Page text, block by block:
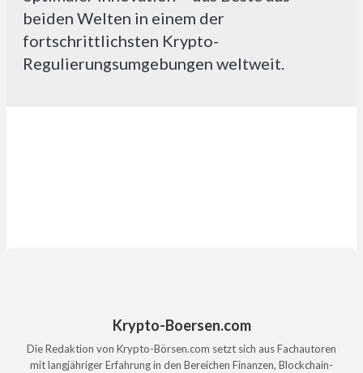
beiden Welten in einem der
fortschrittlichsten Krypto-
Regulierungsumgebungen weltweit.
Krypto-Boersen.com
Die Redaktion von Krypto-Börsen.com setzt sich aus Fachautoren
mit langjähriger Erfahrung in den Bereichen Finanzen, Blockchain-